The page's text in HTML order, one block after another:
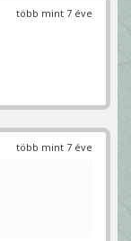
több mint 7 éve
több mint 7 éve